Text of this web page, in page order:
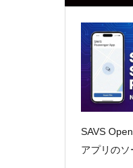
SAVS
アプリのソ